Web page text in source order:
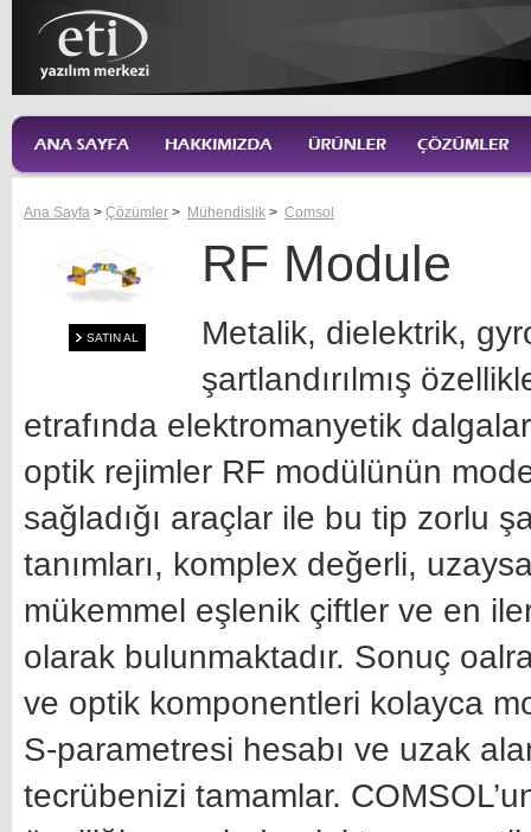
Ana Sayfa > Çözümler > Mühendislik > Comsol
SATIN AL
RF Module
Metalik, dielektrik,
şartlandırılmış
etrafında elektromanyetik
optik rejimler RF modülünün
sağladığı araçlar ile bu tip zorlu
tanımları, komplex değerli,
mükemmel eşlenik çiftler ve en
olarak bulunmaktadır. Sonuç
ve optik komponentleri kolayca
S-parametresi hesabı ve uzak
tecrübenizi tamamlar.